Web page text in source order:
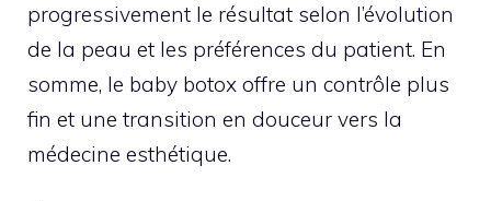
progressivement le résultat selon l’évolution
de la peau et les préférences du patient. En
somme, le baby botox offre un contrôle plus
fin et une transition en douceur vers la
médecine esthétique.